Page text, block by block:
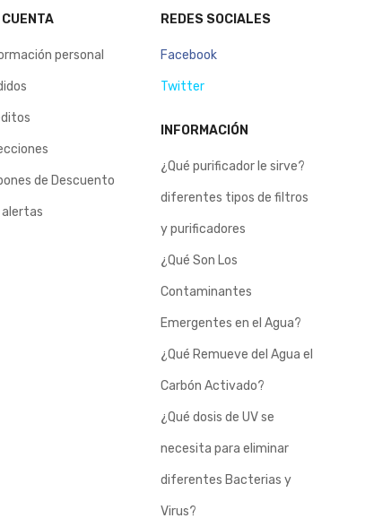
CUENTA
personal
de Descuento
alertas
REDES SOCIALES
Facebook
Twitter
INFORMACIÓN
¿Qué purificador le sirve?
diferentes tipos de filtros
y purificadores
¿Qué Son Los
Contaminantes
Emergentes en el Agua?
¿Qué Remueve del Agua el
Carbón Activado?
¿Qué dosis de UV se
necesita para eliminar
diferentes Bacterias y
Virus?